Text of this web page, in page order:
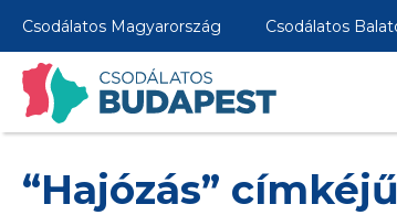
Csodálatos Magyarország Csodálatos
“Hajózás”